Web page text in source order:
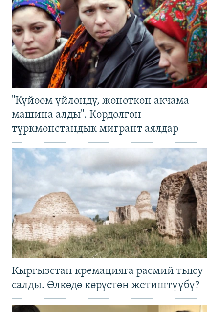
"Күйөөм үйлөндү, жөнөткөн акчама
машина алды". Кордолгон
түркмөнстандык мигрант аялдар
Кыргызстан кремацияга расмий тыюу
салды. Өлкөдө көрүстөн жетиштүүбү?